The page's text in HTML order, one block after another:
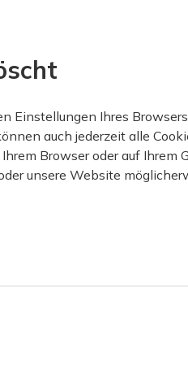
Einstellungen Ihres
auch jederzeit alle
Browser oder auf Ihrem
unsere Website